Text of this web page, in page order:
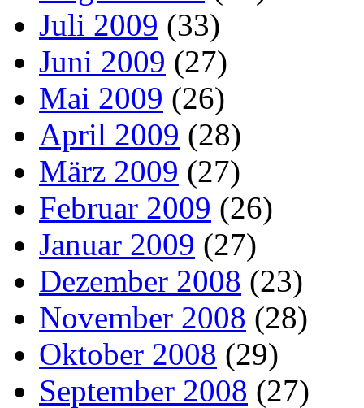
Juli 2009 (33)
Juni 2009 (27)
Mai 2009 (26)
April 2009 (28)
März 2009 (27)
Februar 2009 (26)
Januar 2009 (27)
Dezember 2008 (23)
November 2008 (28)
Oktober 2008 (29)
September 2008 (27)